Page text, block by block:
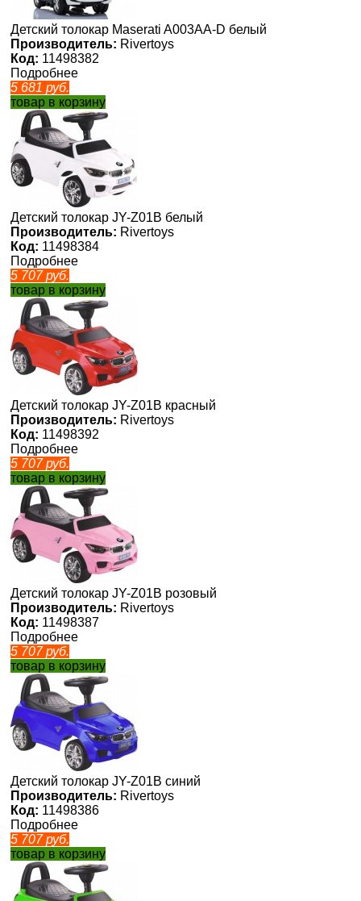
Детский толокар Maserati A003AA-D белый
Производитель: Rivertoys
Код: 11498382
Подробнее
5 681 руб.
товар в корзину
Детский толокар JY-Z01B белый
Производитель: Rivertoys
Код: 11498384
Подробнее
5 707 руб.
товар в корзину
Детский толокар JY-Z01B красный
Производитель: Rivertoys
Код: 11498392
Подробнее
5 707 руб.
товар в корзину
Детский толокар JY-Z01B розовый
Производитель: Rivertoys
Код: 11498387
Подробнее
5 707 руб.
товар в корзину
Детский толокар JY-Z01B синий
Производитель: Rivertoys
Код: 11498386
Подробнее
5 707 руб.
товар в корзину